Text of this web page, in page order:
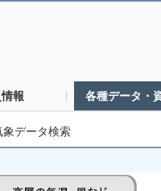
報 各種データ・
象データ検索